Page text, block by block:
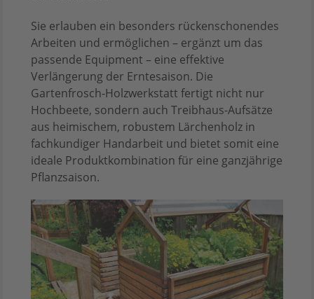
Sie erlauben ein besonders rückenschonendes
Arbeiten und ermöglichen – ergänzt um das
passende Equipment – eine effektive
Verlängerung der Erntesaison. Die
Gartenfrosch-Holzwerkstatt fertigt nicht nur
Hochbeete, sondern auch Treibhaus-Aufsätze
aus heimischem, robustem Lärchenholz in
fachkundiger Handarbeit und bietet somit eine
ideale Produktkombination für eine ganzjährige
Pflanzsaison.